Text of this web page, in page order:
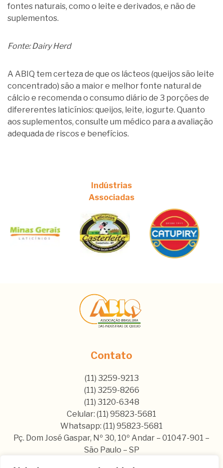
fontes naturais, como o leite e derivados, e não de
suplementos.
Fonte: Dairy Herd
A ABIQ tem certeza de que os lácteos (queijos são leite
concentrado) são a maior e melhor fonte natural de
cálcio e recomenda o consumo diário de 3 porções de
difererentes laticínios: queijos, leite, iogurte. Quanto
aos suplementos, consulte um médico para a avaliação
adequada de riscos e benefícios.
Indústrias
Associadas
Contato
(11) 3259-9213
(11) 3259-8266
(11) 3120-6348
Celular: (11) 95823-5681
Whatsapp: (11) 95823-5681
Pç. Dom José Gaspar, Nº 30, 10º Andar – 01047-901 –
São Paulo – SP